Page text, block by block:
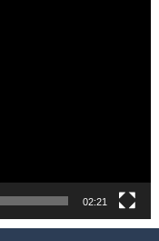
02:21